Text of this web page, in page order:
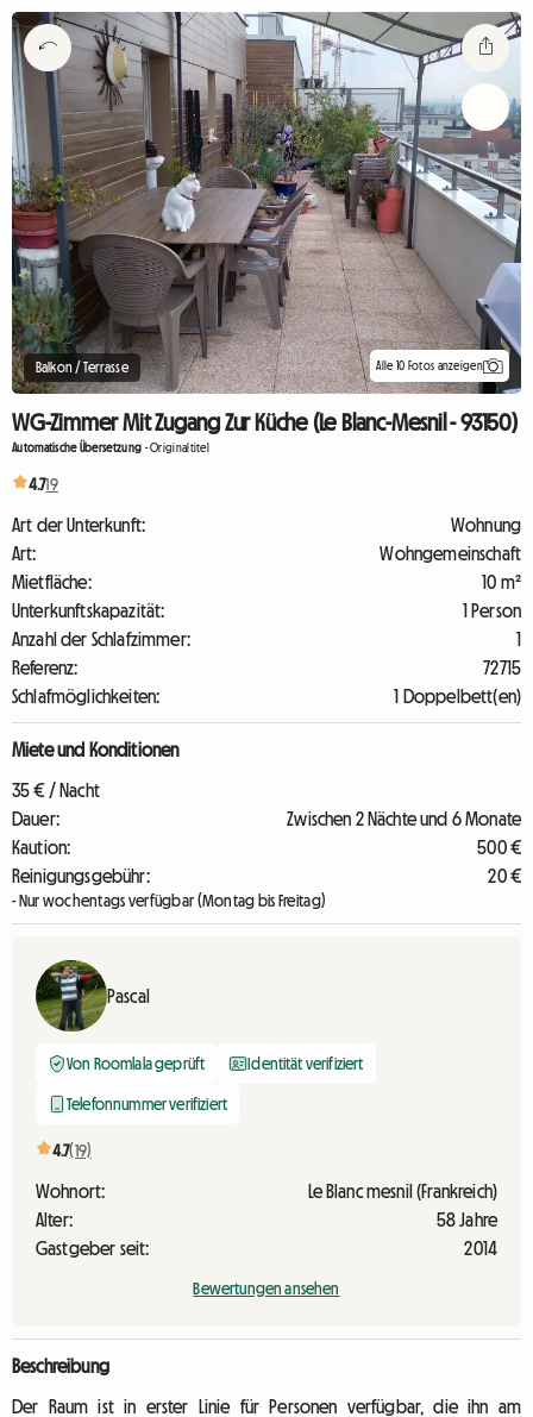
Balkon / Terrasse Alle 10 Fotos anzeigen
WG-Zimmer Mit Zugang Zur Küche (Le Blanc-Mesnil - 93150)
Automatische Übersetzung -Originaltitel
4.719
Art der Unterkunft:
Wohnung
Art:
Wohngemeinschaft
Mietfläche:
10 m²
Unterkunftskapazität:
1 Person
Anzahl der Schlafzimmer:
1
Referenz:
72715
Schlafmöglichkeiten:
1 Doppelbett(en)
Miete und Konditionen
35 € / Nacht
Dauer:
Zwischen 2 Nächte und 6 Monate
Kaution:
500 €
Reinigungsgebühr:
20 €
- Nur wochentags verfügbar (Montag bis Freitag)
Pascal
Von Roomlala geprüft Identität verifiziert
Telefonnummer verifiziert
4.7(19)
Wohnort:
Le Blanc mesnil (Frankreich)
Alter:
58 Jahre
Gastgeber seit:
2014
Bewertungen ansehen
Beschreibung
Der Raum ist in erster Linie für Personen verfügbar, die ihn am